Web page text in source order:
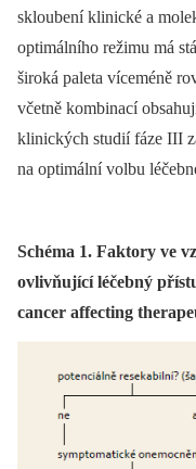
skloubení klinické a
optimálního režimu má
široká paleta víceméně
včetně kombinací
klinických studií fáze III
na optimální volbu
Schéma 1. Faktory ve
ovlivňující léčebný
cancer affecting